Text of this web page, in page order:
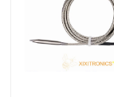
NTC-
Medische